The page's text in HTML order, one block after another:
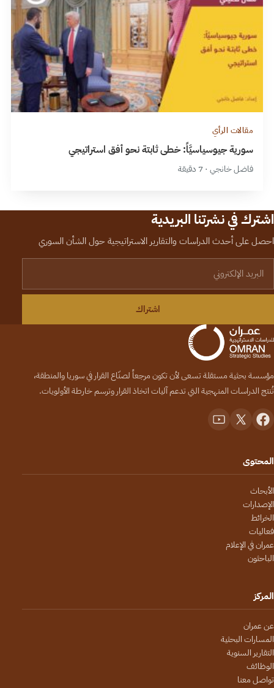
مقالات الرأي
سورية جيوسياسيَّاً: خطى ثابتة نحو أفق استراتيجي
فاضل خانجي · 7 دقيقة
اشترك في نشرتنا البريدية
احصل على أحدث الدراسات والتقارير الاستراتيجية حول الشأن السوري
اشتراك
مؤسسة بحثية مستقلة تسعى لأن تكون مرجعاً لصنّاع القرار في سوريا والمنطقة،
تُنتج الدراسات المنهجية التي تدعم آليات اتخاذ القرار وترسم خارطة الأولويات.
المحتوى
الأبحاث
الإصدارات
الخرائط
فعاليات
عمران في الإعلام
الباحثون
المركز
عن عمران
المسارات البحثية
التقارير السنوية
الوظائف
تواصل معنا